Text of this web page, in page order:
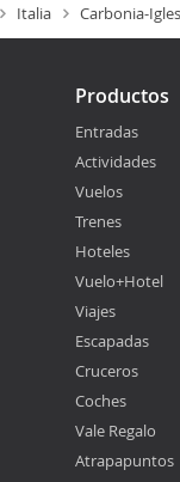
Italia Carbonia-
Productos
Entradas
Actividades
Vuelos
Trenes
Hoteles
Vuelo+Hotel
Viajes
Escapadas
Cruceros
Coches
Vale Regalo
Atrapapuntos